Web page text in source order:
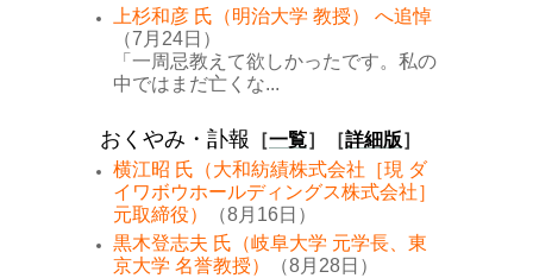
上杉和彦 氏（明治大学 教授） へ追悼
（7月24日）
「一周忌教えて欲しかったです。私の
中ではまだ亡くな...
おくやみ・訃報 ［一覧］［詳細版］
横江昭 氏（大和紡績株式会社［現 ダ
イワボウホールディングス株式会社］
元取締役）
（8月16日）
黒木登志夫 氏（岐阜大学 元学長、東
京大学 名誉教授）
（8月28日）